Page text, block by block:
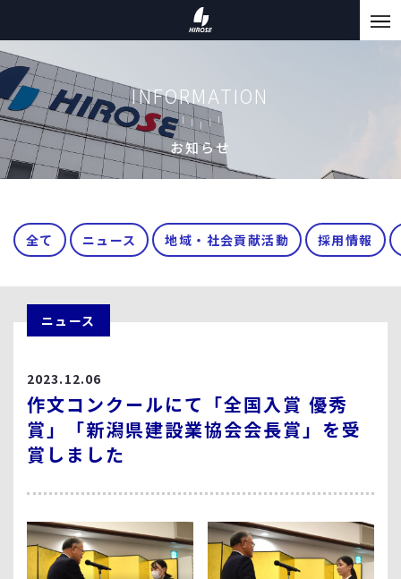
INFORMATION
お知らせ
全て ニュース 地域・社会貢献活動 採用情報
ニュース
2023.12.06
作文コンクールにて「全国入賞 優秀
賞」「新潟県建設業協会会長賞」を受
賞しました